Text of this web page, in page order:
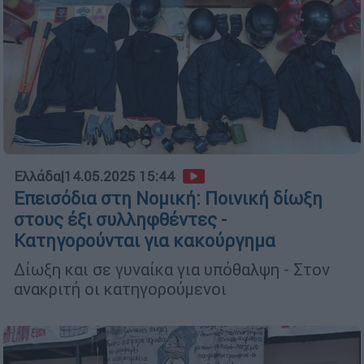
Ελλάδα|14.05.2025 15:44
Επεισόδια στη Νομική: Ποινική δίωξη
στους έξι συλληφθέντες -
Κατηγορούνται για κακούργημα
Δίωξη και σε γυναίκα για υπόθαλψη - Στον
ανακριτή οι κατηγορούμενοι